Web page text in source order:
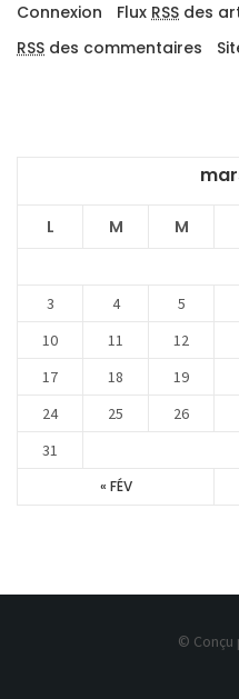
Connexion Flux RSS des
RSS des commentaires
L M M
« FÉV
3
4 5
10
11 12
17
18 19
24
25 26
31
© Conçu